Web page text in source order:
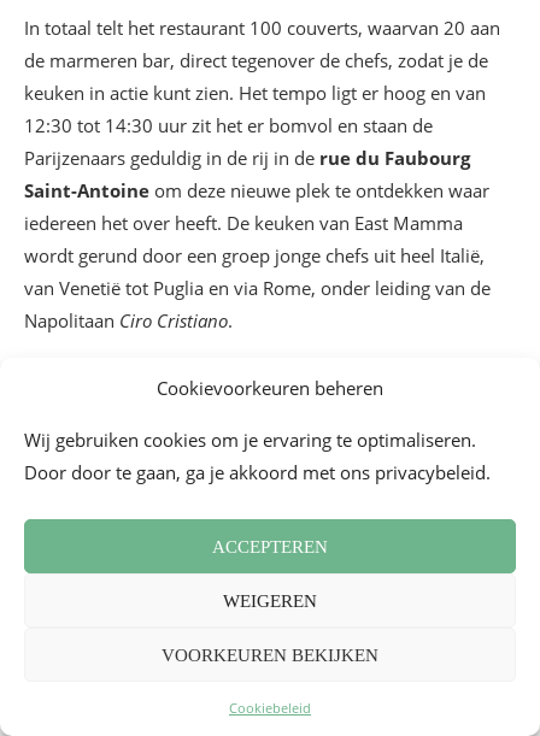
Cookievoorkeuren beheren
Wij gebruiken cookies om je ervaring te optimaliseren.
Door door te gaan, ga je akkoord met ons privacybeleid.
ACCEPTEREN
WEIGEREN
VOORKEUREN BEKIJKEN
Cookiebeleid
In totaal telt het restaurant 100 couverts, waarvan 20 aan
de marmeren bar, direct tegenover de chefs, zodat je de
keuken in actie kunt zien. Het tempo ligt er hoog en van
12:30 tot 14:30 uur zit het er bomvol en staan de
Parijzenaars geduldig in de rij in de rue du Faubourg
Saint-Antoine om deze nieuwe plek te ontdekken waar
iedereen het over heeft. De keuken van East Mamma
wordt gerund door een groep jonge chefs uit heel Italië,
van Venetië tot Puglia en via Rome, onder leiding van de
Napolitaan Ciro Cristiano.